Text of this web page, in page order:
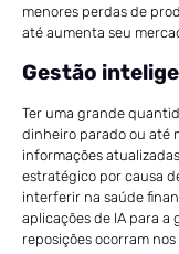
menores perdas de
até aumenta seu
Gestão
Ter uma grande
dinheiro parado ou até
informações
estratégico por causa
interferir na saúde
aplicações de IA para a
reposições ocorram